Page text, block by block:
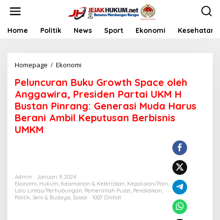
Home Politik News Sport Ekonomi Kesehatan
Homepage / Ekonomi
l
u
n
c
u
G
r
Peluncuran Buku Growth Space oleh
Anggawira, Presiden Partai UKM H
Bustan Pinrang: Generasi Muda Harus
Berani Ambil Keputusan Berbisnis
UMKM
Admin
Januari 9, 2024
Ekonomi, Hukum, Keamanan & Ketertiban, Kepolisian/Polri,
Lalu Lintas/Perhubungan, Pemerintah Pusat, Pendidikan,
Politik, Seni & Budaya, Sosial 1007 Dilihat